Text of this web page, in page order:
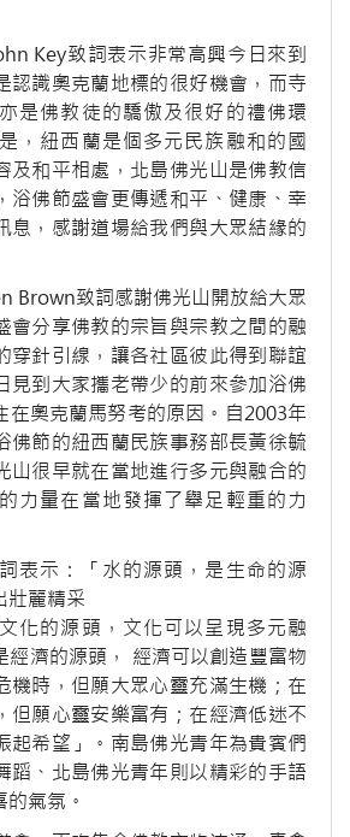
Key致詞表示非常高興今日來到
認識奧克蘭地標的很好機會，而寺
是佛教徒的驕傲及很好的禮佛環
，紐西蘭是個多元民族融和的國
及和平相處，北島佛光山是佛教信
浴佛節盛會更傳遞和平、健康、幸
息，感謝道場給我們與大眾結緣的
Brown致詞感謝佛光山開放給大眾
會分享佛教的宗旨與宗教之間的融
穿針引線，讓各社區彼此得到聯誼
見到大家攜老帶少的前來參加浴佛
在奧克蘭馬努考的原因。自2003年
佛節的紐西蘭民族事務部長黃徐毓
山很早就在當地進行多元與融合的
力量在當地發揮了舉足輕重的力
表示：「水的源頭，是生命的源
壯麗精采
化的源頭，文化可以呈現多元融
經濟的源頭， 經濟可以創造豐富物
機時，但願大眾心靈充滿生機；在
但願心靈安樂富有；在經濟低迷不
起希望」。南島佛光青年為貴賓們
蹈、北島佛光青年則以精彩的手語
氣氛。